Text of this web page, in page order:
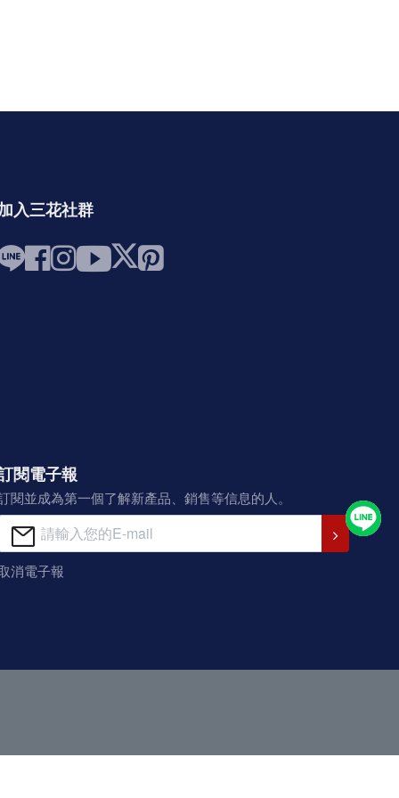
入三花社群
閱電子報
閱並成為第一個了解新產品、銷售等信息的人。
消電子報